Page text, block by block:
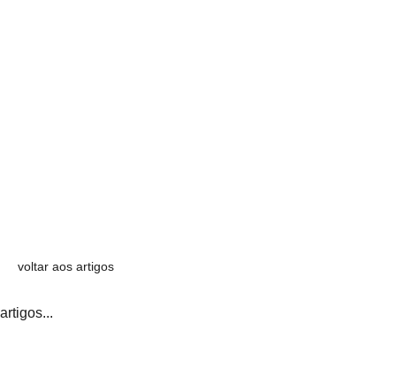
voltar aos artigos
artigos...